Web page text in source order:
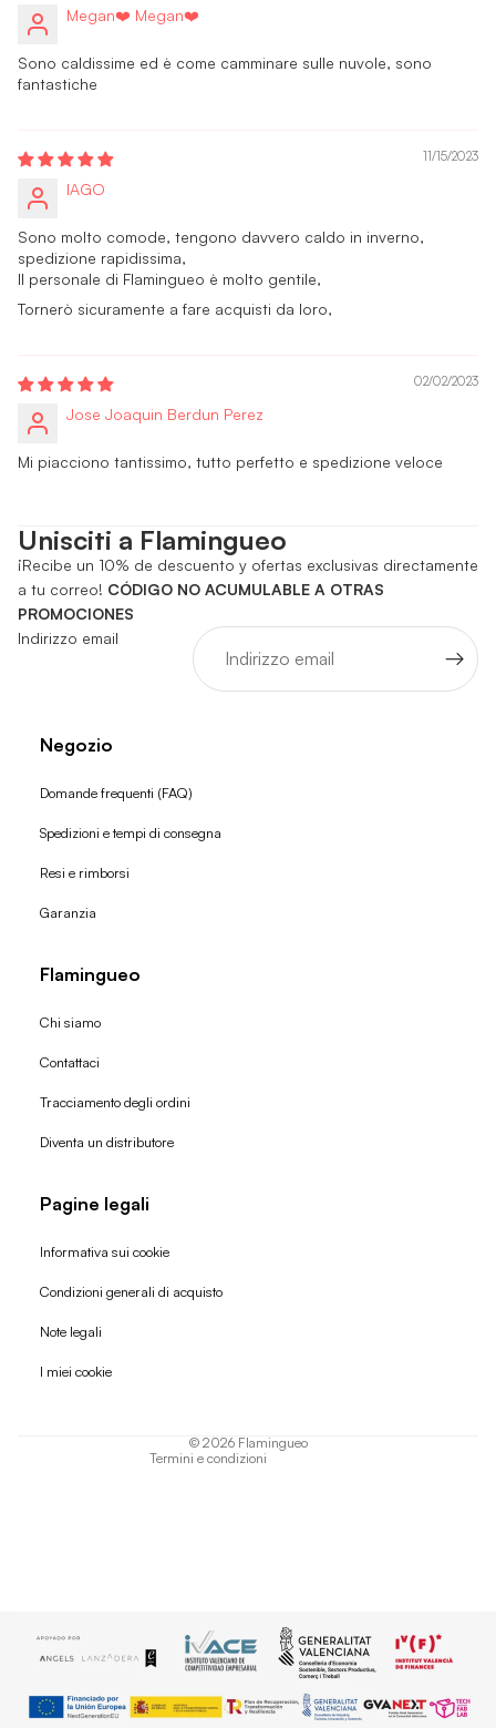
Megan❤️ Megan❤️
Sono caldissime ed è come camminare sulle nuvole, sono
fantastiche
11/15/2023
IAGO
Sono molto comode, tengono davvero caldo in inverno,
spedizione rapidissima,
Il personale di Flamingueo è molto gentile,
Tornerò sicuramente a fare acquisti da loro,
02/02/2023
Jose Joaquin Berdun Perez
Mi piacciono tantissimo, tutto perfetto e spedizione veloce
Unisciti a Flamingueo
¡Recibe un 10% de descuento y ofertas exclusivas directamente
a tu correo! CÓDIGO NO ACUMULABLE A OTRAS
PROMOCIONES
Indirizzo email
Negozio
Domande frequenti (FAQ)
Spedizioni e tempi di consegna
Resi e rimborsi
Garanzia
Flamingueo
Chi siamo
Contattaci
Tracciamento degli ordini
Diventa un distributore
Pagine legali
Informativa sui cookie
Condizioni generali di acquisto
Note legali
I miei cookie
© 2026 Flamingueo
Termini e condizioni
Politica di rimborso